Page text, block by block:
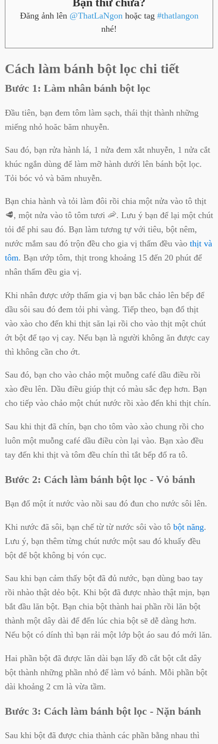
Bạn thử chưa?
Đăng ảnh lên @ThatLaNgonhoặc tag #thatlangon
nhé!
Cách làm bánh bột lọc chi tiết
Bước 1: Làm nhân bánh bột lọc
Đầu tiên, bạn đem tôm làm sạch, thái thịt thành những
miếng nhỏ hoăc băm nhuyễn.
Sau đó, bạn rửa hành lá, 1 nửa đem xắt nhuyễn, 1 nửa cắt
khúc ngắn dùng để làm mỡ hành dưới lên bánh bột lọc.
Tỏi bóc vỏ và băm nhuyễn.
Bạn chia hành và tỏi làm đôi rồi chia một nửa vào tô thịt
🥩, một nửa vào tô tôm tươi 🦐. Lưu ý bạn để lại một chút
tỏi để phi sau đó. Bạn làm tương tự với tiêu, bột nêm,
nước mắm sau đó trộn đều cho gia vị thấm đều vào thịt và
tôm. Bạn ướp tôm, thịt trong khoảng 15 đến 20 phút để
nhân thấm đều gia vị.
Khi nhân được ướp thấm gia vị bạn bắc chảo lên bếp để
dầu sôi sau đó đem tỏi phi vàng. Tiếp theo, bạn đổ thịt
vào xào cho đến khi thịt săn lại rồi cho vào thịt một chút
ớt bột để tạo vị cay. Nếu bạn là người không ăn được cay
thì không cần cho ớt.
Sau đó, bạn cho vào chảo một muỗng café dầu điều rồi
xào đều lên. Dầu điều giúp thịt có màu sắc đẹp hơn. Bạn
cho tiếp vào chảo một chút nước rồi xào đến khi thịt chín.
Sau khi thịt đã chín, bạn cho tôm vào xào chung rồi cho
luôn một muỗng café dầu điều còn lại vào. Bạn xào đều
tay đến khi thịt và tôm đều chín thì tắt bếp đổ ra tô.
Bước 2: Cách làm bánh bột lọc - Vỏ bánh
Bạn đổ một ít nước vào nồi sau đó đun cho nước sôi lên.
Khi nước đã sôi, bạn chế từ từ nước sôi vào tô bột năng.
Lưu ý, bạn thêm từng chút nước một sau đó khuấy đều
bột để bột không bị vón cục.
Sau khi bạn cảm thấy bột đã đủ nước, bạn dùng bao tay
rồi nhào thật dẻo bột. Khi bột đã được nhào thật mịn, bạn
bắt đầu lăn bột. Bạn chia bột thành hai phần rồi lăn bột
thành một dây dài để đến lúc chia bột sẽ dễ dàng hơn.
Nếu bột có dính thì bạn rải một lớp bột áo sau đó mới lăn.
Hai phần bột đã được lăn dài bạn lấy đồ cắt bột cắt dây
bột thành những phần nhỏ để làm vỏ bánh. Mỗi phần bột
dài khoảng 2 cm là vừa tầm.
Bước 3: Cách làm bánh bột lọc - Nặn bánh
Sau khi bột đã được chia thành các phần bằng nhau thì